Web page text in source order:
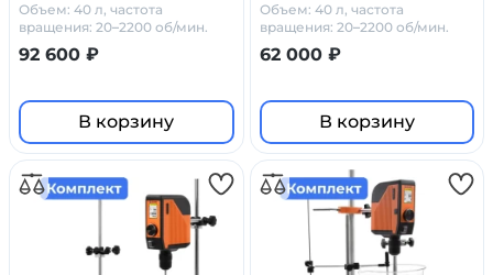
Объем: 40 л, частота
вращения: 20–2200 об/мин.
вязкость: до 50 000 мПа*с
92 600 ₽
В корзину
Объем: 40 л, частота
вращения: 20–2200 об/мин.
вязкость: до 50 000 мПа*с
62 000 ₽
В корзину